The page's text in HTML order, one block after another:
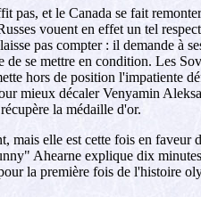
et le Canada se fait
vouent en effet un tel
pas compter : il demande à
se mettre en condition. Les
hors de position l'impatiente
mieux décaler Venyamin
la médaille d'or.
mais elle est cette fois en
Ahearne explique dix
la première fois de l'histoire